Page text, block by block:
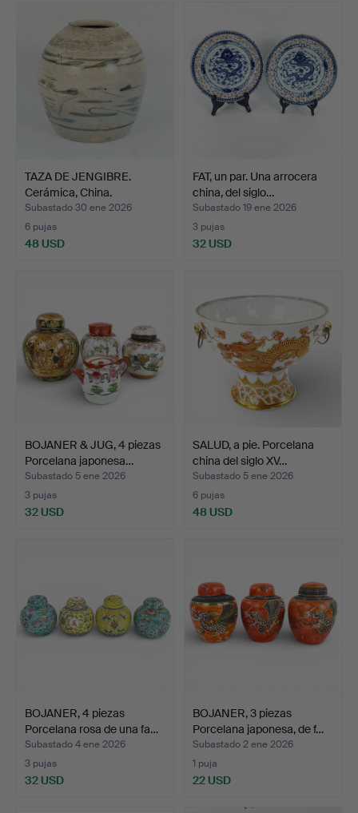
TAZA DE JENGIBRE.
Cerámica, China.
Subastado 30 ene 2026
6 pujas
48 USD
FAT, un par. Una arrocera
china, del siglo…
Subastado 19 ene 2026
3 pujas
32 USD
BOJANER & JUG, 4 piezas
Porcelana japonesa…
Subastado 5 ene 2026
3 pujas
32 USD
SALUD, a pie. Porcelana
china del siglo XV…
Subastado 5 ene 2026
6 pujas
48 USD
BOJANER, 4 piezas
Porcelana rosa de una fa…
Subastado 4 ene 2026
3 pujas
32 USD
BOJANER, 3 piezas
Porcelana japonesa, de f…
Subastado 2 ene 2026
1 puja
22 USD